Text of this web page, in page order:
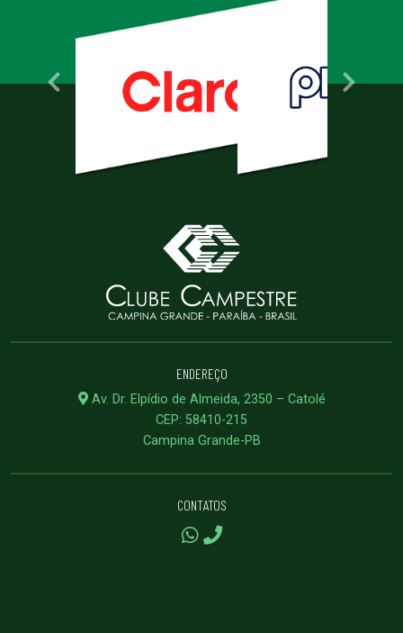
ENDEREÇO
Av. Dr. Elpídio de Almeida, 2350 – Catolé
CEP: 58410-215
Campina Grande-PB
CONTATOS